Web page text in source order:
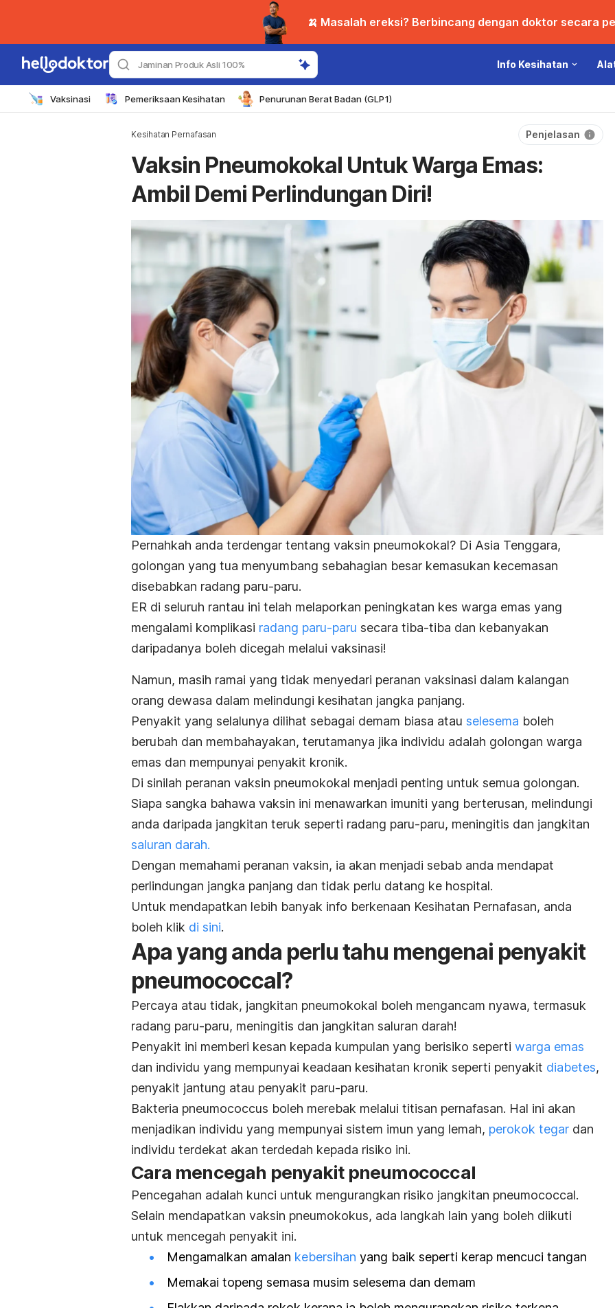
🍌 Masalah ereksi? Berbincang dengan doktor secara
Jaminan Produk Asli 100% Info Kesihatan
Vaksinasi Pemeriksaan Kesihatan Penurunan Berat Badan (GLP1)
Kesihatan Pernafasan Penjelasan
Vaksin Pneumokokal Untuk Warga Emas:
Ambil Demi Perlindungan Diri!
Pernahkah anda terdengar tentang vaksin pneumokokal? Di Asia Tenggara,
golongan yang tua menyumbang sebahagian besar kemasukan kecemasan
disebabkan radang paru-paru.
ER di seluruh rantau ini telah melaporkan peningkatan kes warga emas yang
mengalami komplikasi radang paru-paru secara tiba-tiba dan kebanyakan
daripadanya boleh dicegah melalui vaksinasi!
Namun, masih ramai yang tidak menyedari peranan vaksinasi dalam kalangan
orang dewasa dalam melindungi kesihatan jangka panjang.
Penyakit yang selalunya dilihat sebagai demam biasa atau selesema boleh
berubah dan membahayakan, terutamanya jika individu adalah golongan warga
emas dan mempunyai penyakit kronik.
Di sinilah peranan vaksin pneumokokal menjadi penting untuk semua golongan.
Siapa sangka bahawa vaksin ini menawarkan imuniti yang berterusan, melindungi
anda daripada jangkitan teruk seperti radang paru-paru, meningitis dan jangkitan
saluran darah.
Dengan memahami peranan vaksin, ia akan menjadi sebab anda mendapat
perlindungan jangka panjang dan tidak perlu datang ke hospital.
Untuk mendapatkan lebih banyak info berkenaan Kesihatan Pernafasan, anda
boleh klik di sini.
Apa yang anda perlu tahu mengenai penyakit
pneumococcal?
Percaya atau tidak, jangkitan pneumokokal boleh mengancam nyawa, termasuk
radang paru-paru, meningitis dan jangkitan saluran darah!
Penyakit ini memberi kesan kepada kumpulan yang berisiko seperti warga emas
dan individu yang mempunyai keadaan kesihatan kronik seperti penyakit diabetes,
penyakit jantung atau penyakit paru-paru.
Bakteria pneumococcus boleh merebak melalui titisan pernafasan. Hal ini akan
menjadikan individu yang mempunyai sistem imun yang lemah, perokok tegar dan
individu terdekat akan terdedah kepada risiko ini.
Cara mencegah penyakit pneumococcal
Pencegahan adalah kunci untuk mengurangkan risiko jangkitan pneumococcal.
Selain mendapatkan vaksin pneumokokus, ada langkah lain yang boleh diikuti
untuk mencegah penyakit ini.
Mengamalkan amalan kebersihan yang baik seperti kerap mencuci tangan
Memakai topeng semasa musim selesema dan demam